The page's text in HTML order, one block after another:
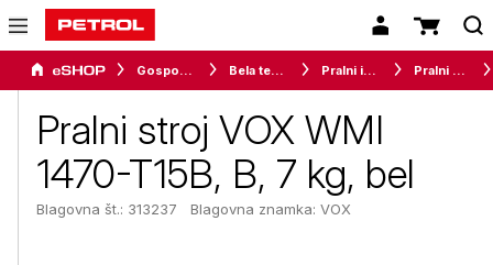
Gospodinjski aparati Bela tehnika Pralni in sušilni stroji Pralni stroji
Pralni stroj VOX WMI
1470-T15B, B, 7 kg, bel
Blagovna št.: 313237 Blagovna znamka: VOX